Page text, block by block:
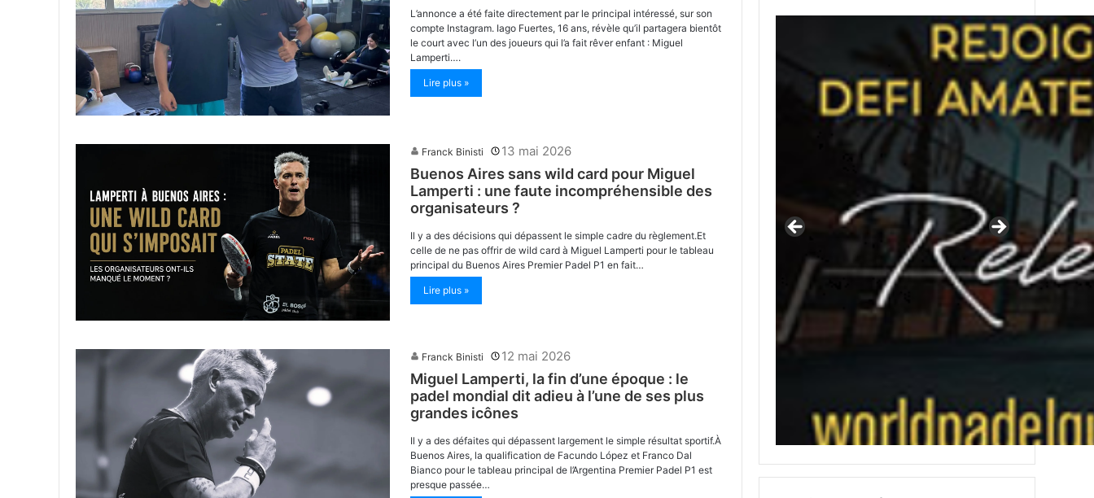
L’annonce a été faite directement par le principal intéressé, sur son
compte Instagram. Iago Fuertes, 16 ans, révèle qu’il partagera bientôt
le court avec l’un des joueurs qui l’a fait rêver enfant : Miguel
Lamperti….
Lire plus »
Franck Binisti 13 mai 2026
Buenos Aires sans wild card pour Miguel
Lamperti : une faute incompréhensible des
organisateurs ?
Il y a des décisions qui dépassent le simple cadre du règlement.Et
celle de ne pas offrir de wild card à Miguel Lamperti pour le tableau
principal du Buenos Aires Premier Padel P1 en fait…
Lire plus »
Franck Binisti 12 mai 2026
Miguel Lamperti, la fin d’une époque : le
padel mondial dit adieu à l’une de ses plus
grandes icônes
Il y a des défaites qui dépassent largement le simple résultat sportif.À
Buenos Aires, la qualification de Facundo López et Franco Dal
Bianco pour le tableau principal de l’Argentina Premier Padel P1 est
presque passée…